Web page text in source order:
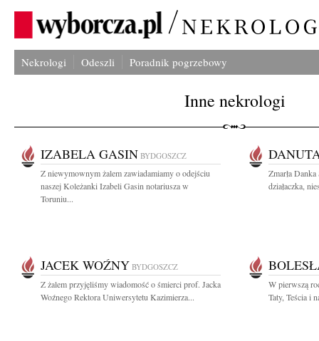
Nekrologi Odeszli Poradnik pogrzebowy
Inne nekrologi
IZABELA GASIN BYDGOSZCZ
Z niewymownym żalem zawiadamiamy o odejściu
naszej Koleżanki Izabeli Gasin notariusza w
Toruniu...
Zmarła
działaczka,
JACEK WOŹNY BYDGOSZCZ
Z żalem przyjęliśmy wiadomość o śmierci prof. Jacka
Woźnego Rektora Uniwersytetu Kazimierza...
W pierwszą
Taty, Teścia i